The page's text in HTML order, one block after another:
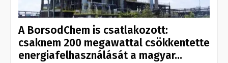
A BorsodChem is csatlakozott:
csaknem 200 megawattal csökkentette
energiafelhasználását a magyar...